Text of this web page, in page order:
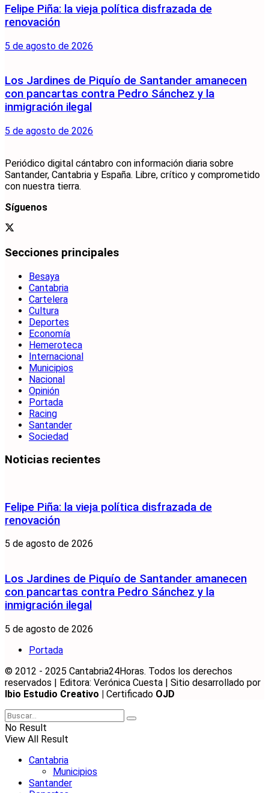
Felipe Piña: la vieja política disfrazada de
renovación
5 de agosto de 2026
Los Jardines de Piquío de Santander amanecen
con pancartas contra Pedro Sánchez y la
inmigración ilegal
5 de agosto de 2026
Periódico digital cántabro con información diaria sobre
Santander, Cantabria y España. Libre, crítico y comprometido
con nuestra tierra.
Síguenos
Secciones principales
Besaya
Cantabria
Cartelera
Cultura
Deportes
Economía
Hemeroteca
Internacional
Municipios
Nacional
Opinión
Portada
Racing
Santander
Sociedad
Noticias recientes
Felipe Piña: la vieja política disfrazada de
renovación
5 de agosto de 2026
Los Jardines de Piquío de Santander amanecen
con pancartas contra Pedro Sánchez y la
inmigración ilegal
5 de agosto de 2026
Portada
© 2012 - 2025 Cantabria24Horas. Todos los derechos
reservados | Editora: Verónica Cuesta | Sitio desarrollado por
Ibio Estudio Creativo | Certificado OJD
No Result
View All Result
Cantabria
Municipios
Santander